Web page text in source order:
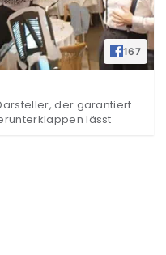
167
der garantiert
lässt